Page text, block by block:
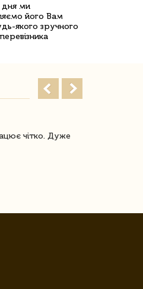
дня ми
його Вам
якого зручного
чітко. Дуже